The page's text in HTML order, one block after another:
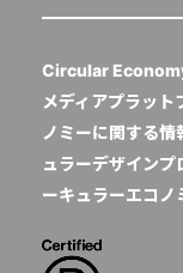
Circular
メディアプラット
ノミーに関する情
ュラーデザイン
ーキュラーエコノ